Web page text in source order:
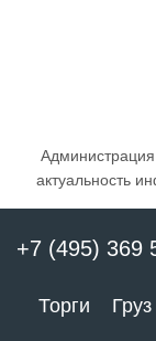
Администрация
актуальность
+7 (495) 369
Торги Груз